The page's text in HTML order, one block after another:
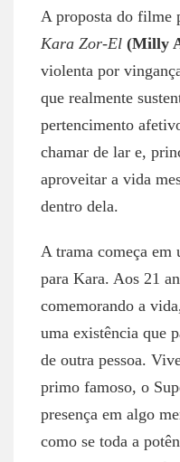
A proposta do filme
Kara Zor-El (Milly
violenta por
que realmente
pertencimento
chamar de lar e,
aproveitar a vida
dentro dela.
A trama começa em
para Kara. Aos 21
comemorando a
uma existência que
de outra pessoa.
primo famoso, o
presença em algo
como se toda a